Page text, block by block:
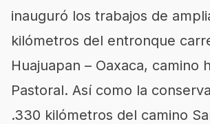
inauguró los trabajos de
kilómetros del entronque
Huajuapan – Oaxaca, camino
Pastoral. Así como la
.330 kilómetros del camino